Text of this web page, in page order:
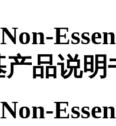
产品说